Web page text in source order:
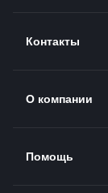
Контакты
О компании
Помощь